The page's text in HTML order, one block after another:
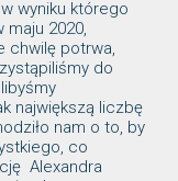
wyniku którego
maju 2020,
chwilę potrwa,
do
największą liczbę
nam o to, by
co
Alexandra